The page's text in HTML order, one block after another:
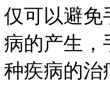
仅可以避免
病的产生，
种疾病的治